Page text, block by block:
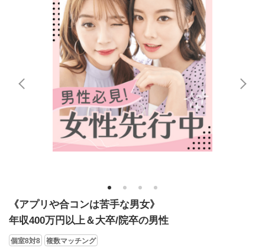
1 2 3 4
《アプリや合コンは苦手な男女》
年収400万円以上＆大卒/院卒の男性
個室8対8 複数マッチング